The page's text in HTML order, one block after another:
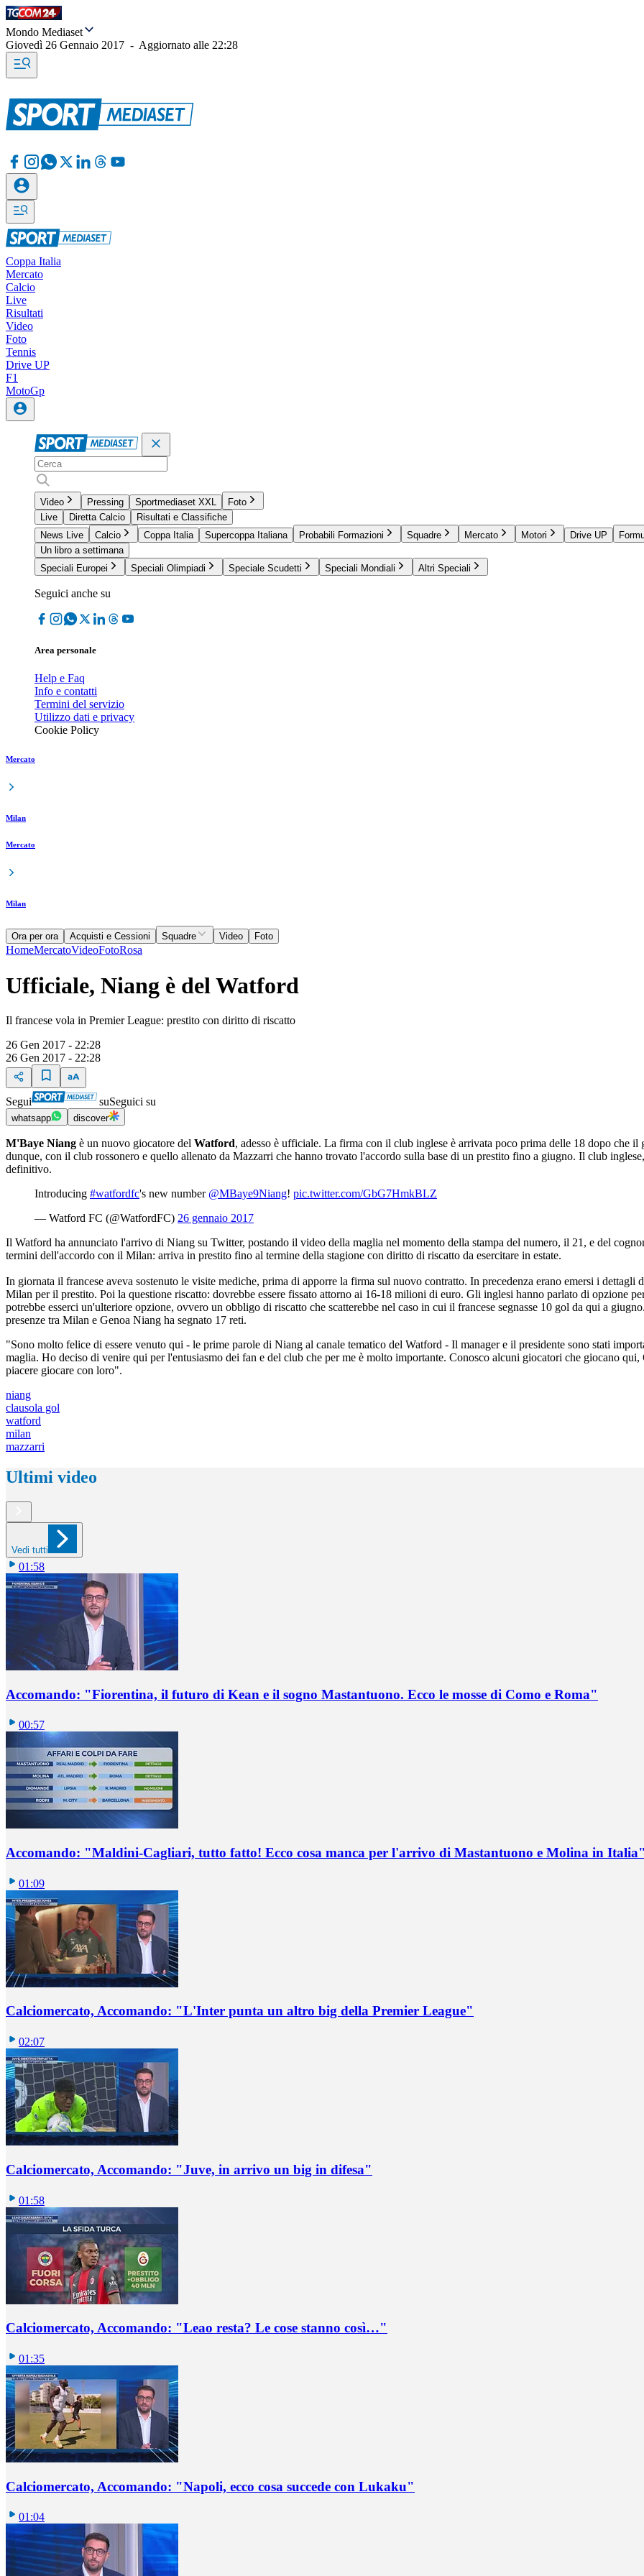
Mondo Mediaset
Giovedì 26 Gennaio 2017 - Aggiornato alle 22:28
Coppa Italia
Mercato
Calcio
Live
Risultati
Video
Foto
Tennis
Drive UP
F1
MotoGp
Video Pressing Sportmediaset XXL
Foto
Live
Diretta Calcio
Risultati e Classifiche
News Live
Calcio Coppa Italia Supercoppa Italiana Probabili Formazioni Squadre Mercato Motori Drive UP
Un libro a settimana
Speciali Europei
Speciali Olimpiadi Speciale Scudetti Speciali Mondiali Altri Speciali
Seguici anche su
Area personale
Help e Faq
Info e contatti
Termini del servizio
Utilizzo dati e privacy
Cookie Policy
Mercato
Milan
Mercato
Milan
Ora per ora Acquisti e Cessioni Squadre Video Foto
HomeMercatoVideoFotoRosa
Ufficiale, Niang è del Watford
Il francese vola in Premier League: prestito con diritto di riscatto
26 Gen 2017 - 22:28
26 Gen 2017 - 22:28
Segui suSeguici su
whatsapp discover
M'Baye Niang è un nuovo giocatore del Watford, adesso è ufficiale. La firma con il club inglese è arrivata poco prima delle 18 dopo che
dunque, con il club rossonero e quello allenato da Mazzarri che hanno trovato l'accordo sulla base di un prestito fino a giugno. Il club
definitivo.
Introducing #watfordfc's new number @MBaye9Niang! pic.twitter.com/GbG7HmkBLZ
— Watford FC (@WatfordFC) 26 gennaio 2017
Il Watford ha annunciato l'arrivo di Niang su Twitter, postando il video della maglia nel momento della stampa del numero, il 21, e del
termini dell'accordo con il Milan: arriva in prestito fino al termine della stagione con diritto di riscatto da esercitare in estate.
In giornata il francese aveva sostenuto le visite mediche, prima di apporre la firma sul nuovo contratto. In precedenza erano emersi i
Milan per il prestito. Poi la questione riscatto: dovrebbe essere fissato attorno ai 16-18 milioni di euro. Gli inglesi hanno parlato di opzione
potrebbe esserci un'ulteriore opzione, ovvero un obbligo di riscatto che scatterebbe nel caso in cui il francese segnasse 10 gol da qui a
presenze tra Milan e Genoa Niang ha segnato 17 reti.
"Sono molto felice di essere venuto qui - le prime parole di Niang al canale tematico del Watford - Il manager e il presidente sono stati
maglia. Ho deciso di venire qui per l'entusiasmo dei fan e del club che per me è molto importante. Conosco alcuni giocatori che giocano
piacere giocare con loro".
niang
clausola gol
watford
milan
mazzarri
Ultimi video
Vedi tutti
01:58
Accomando: "Fiorentina, il futuro di Kean e il sogno Mastantuono. Ecco le mosse di Como e Roma"
00:57
Accomando: "Maldini-Cagliari, tutto fatto! Ecco cosa manca per l'arrivo di Mastantuono e Molina in
01:09
Calciomercato, Accomando: "L'Inter punta un altro big della Premier League"
02:07
Calciomercato, Accomando: "Juve, in arrivo un big in difesa"
01:58
Calciomercato, Accomando: "Leao resta? Le cose stanno così…"
01:35
Calciomercato, Accomando: "Napoli, ecco cosa succede con Lukaku"
01:04